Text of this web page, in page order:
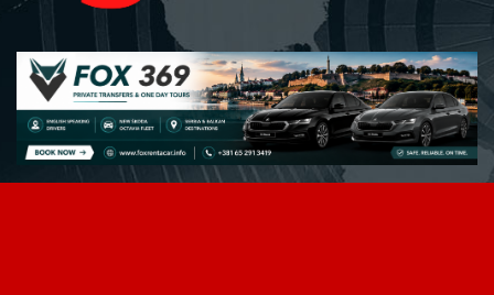
Pozitivna Srpska